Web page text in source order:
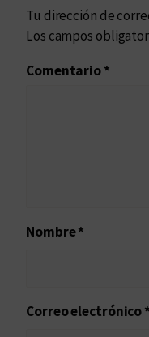
Tu dirección de
Los campos
Comentario*
Nombre*
Correo electrónico*